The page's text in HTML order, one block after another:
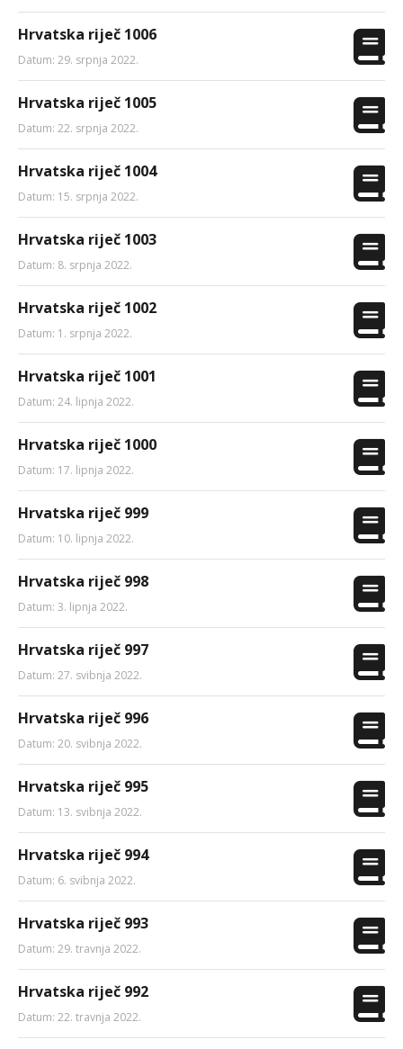
Hrvatska riječ 1006
Datum: 29. srpnja 2022.
Hrvatska riječ 1005
Datum: 22. srpnja 2022.
Hrvatska riječ 1004
Datum: 15. srpnja 2022.
Hrvatska riječ 1003
Datum: 8. srpnja 2022.
Hrvatska riječ 1002
Datum: 1. srpnja 2022.
Hrvatska riječ 1001
Datum: 24. lipnja 2022.
Hrvatska riječ 1000
Datum: 17. lipnja 2022.
Hrvatska riječ 999
Datum: 10. lipnja 2022.
Hrvatska riječ 998
Datum: 3. lipnja 2022.
Hrvatska riječ 997
Datum: 27. svibnja 2022.
Hrvatska riječ 996
Datum: 20. svibnja 2022.
Hrvatska riječ 995
Datum: 13. svibnja 2022.
Hrvatska riječ 994
Datum: 6. svibnja 2022.
Hrvatska riječ 993
Datum: 29. travnja 2022.
Hrvatska riječ 992
Datum: 22. travnja 2022.